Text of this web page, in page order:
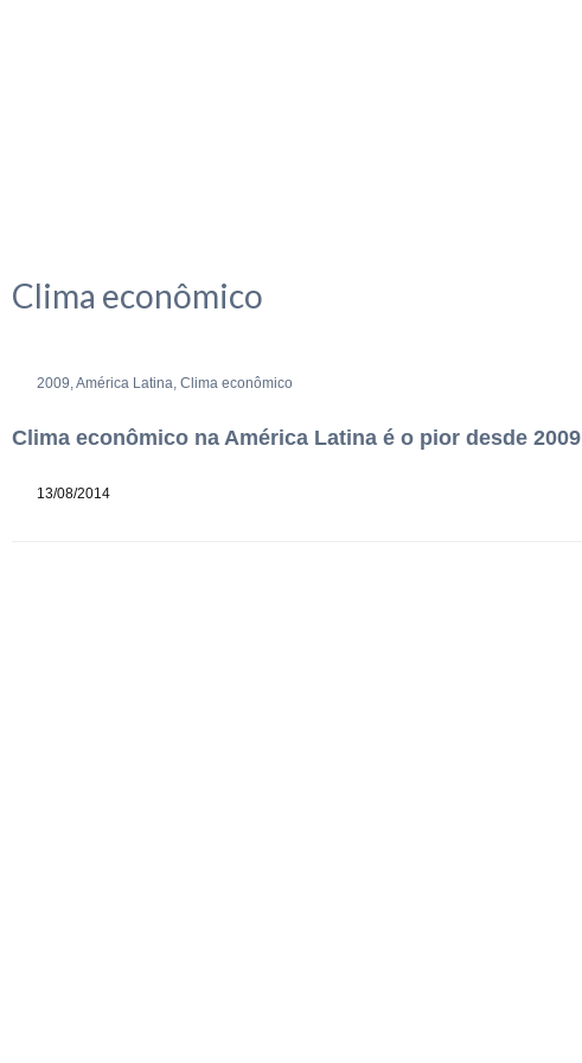
Clima econômico
2009,América Latina, Clima econômico
Clima econômico na América Latina é o pior desde 2009
13/08/2014